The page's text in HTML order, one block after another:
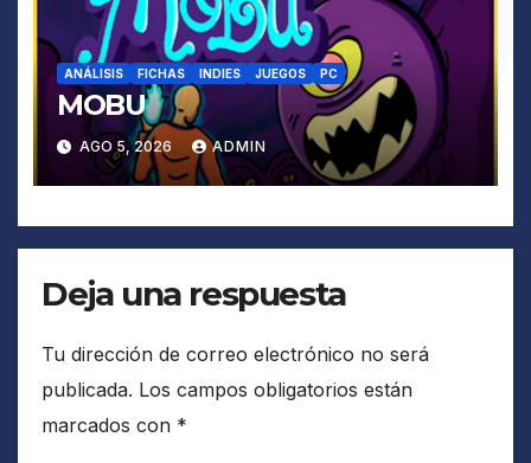
ANÁLISIS FICHAS INDIES JUEGOS PC
MOBU
AGO 5, 2026 ADMIN
Deja una respuesta
Tu dirección de correo electrónico no será
publicada. Los campos obligatorios están
marcados con *